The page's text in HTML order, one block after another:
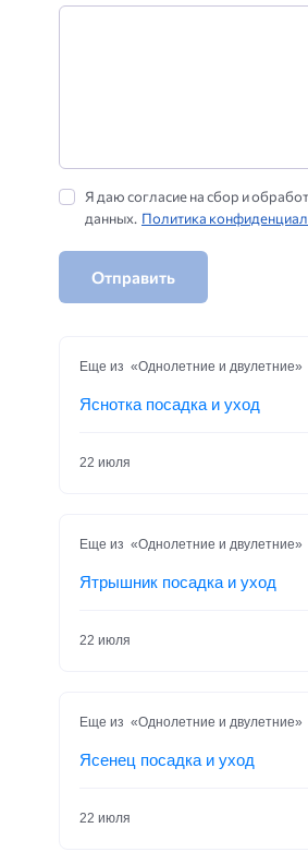
Я даю согласие на сбор и
данных. Политика
Отправить
Еще из «Однолетние и двулетние»
Яснотка посадка и уход
22 июля
Еще из «Однолетние и двулетние»
Ятрышник посадка и уход
22 июля
Еще из «Однолетние и двулетние»
Ясенец посадка и уход
22 июля